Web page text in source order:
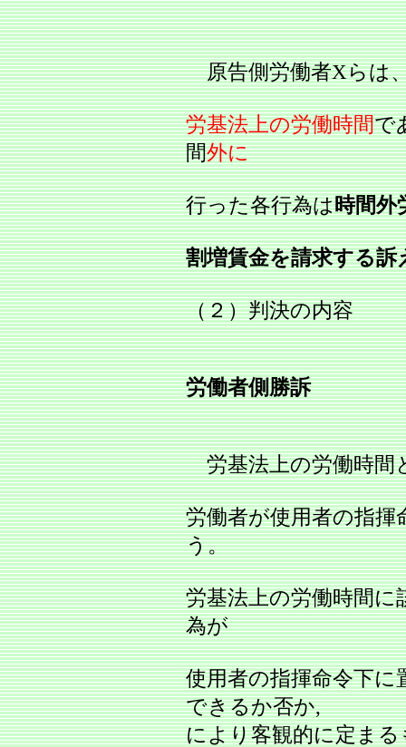
原告側労働者Xらは
労基法上の労働時間で
間外に
行った各行為は時間外
割増賃金を請求する訴
（２）判決の内容
労働者側勝訴
労基法上の労働時間
労働者が使用者の指
う。
労基法上の労働時間
為が
使用者の指揮命令下
できるか否か,
により客観的に定ま